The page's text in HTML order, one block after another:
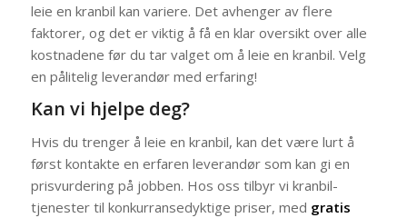
leie en kranbil kan variere. Det avhenger av flere
faktorer, og det er viktig å få en klar oversikt over alle
kostnadene før du tar valget om å leie en kranbil. Velg
en pålitelig leverandør med erfaring!
Kan vi hjelpe deg?
Hvis du trenger å leie en kranbil, kan det være lurt å
først kontakte en erfaren leverandør som kan gi en
prisvurdering på jobben. Hos oss tilbyr vi kranbil-
tjenester til konkurransedyktige priser, med gratis